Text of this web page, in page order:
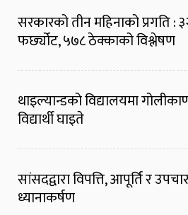
सरकारको तीन महिनाको प्रगति :
फर्छ्योट, ५७८ ठेक्काको विश्लेषण
थाइल्यान्डको विद्यालयमा
विद्यार्थी घाइते
सांसदद्वारा विपत्ति, आपूर्ति र
ध्यानाकर्षण